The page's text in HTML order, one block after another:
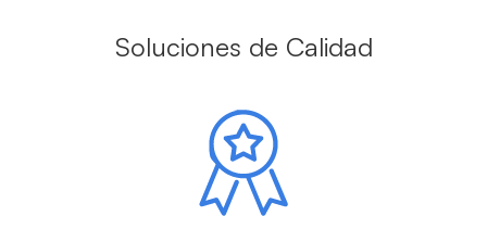
Soluciones de Calidad